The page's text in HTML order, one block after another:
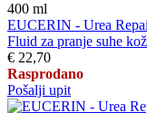
400 ml
EUCERIN - Urea
Fluid za pranje suhe
€ 22,70
Rasprodano
Pošalji upit